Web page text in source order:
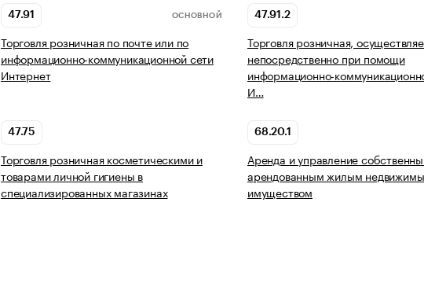
47.91 ОСНОВНОЙ
Торговля розничная по почте или по
информационно-коммуникационной сети
Интернет
47.91.2
Торговля розничная,
непосредственно при помощи
информационно-
И…
47.75
Торговля розничная косметическими и
товарами личной гигиены в
специализированных магазинах
68.20.1
Аренда и управление
арендованным жилым
имуществом